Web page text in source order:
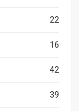
22
16
42
39